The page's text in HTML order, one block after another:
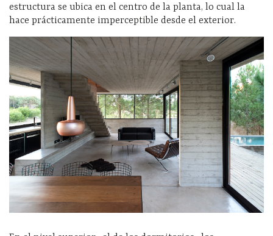
estructura se ubica en el centro de la planta, lo cual la
hace prácticamente imperceptible desde el exterior.